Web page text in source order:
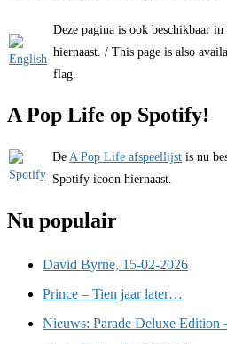
Deze pagina is ook beschikbaar
hiernaast. / This page is also
flag.
A Pop Life op Spotify!
De A Pop Life afspeellijst is nu
Spotify icoon hiernaast.
Nu populair
David Byrne, 15-02-2026
Prince – Tien jaar later…
Nieuws: Parade Deluxe Edition